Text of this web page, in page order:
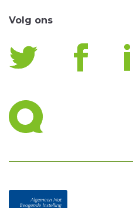
Volg ons